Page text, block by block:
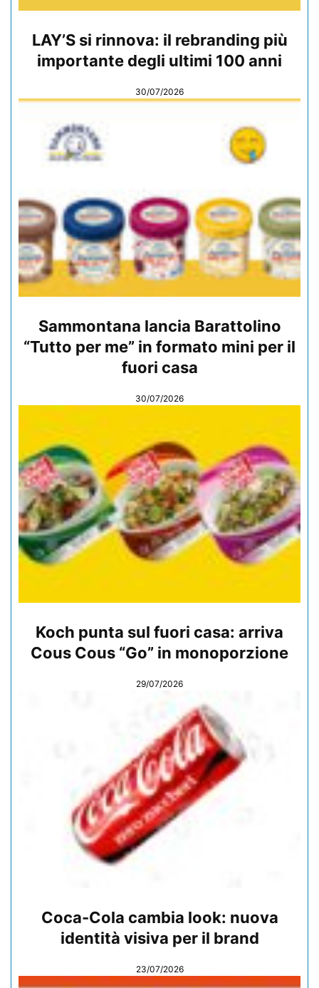
LAY’S si rinnova: il rebranding più
importante degli ultimi 100 anni
30/07/2026
Sammontana lancia Barattolino
“Tutto per me” in formato mini per il
fuori casa
30/07/2026
Koch punta sul fuori casa: arriva
Cous Cous “Go” in monoporzione
29/07/2026
Coca-Cola cambia look: nuova
identità visiva per il brand
23/07/2026